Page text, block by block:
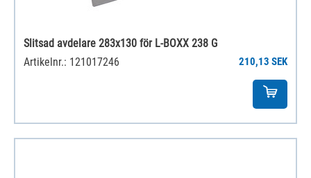
Slitsad avdelare 283x130 för L-BOXX 238 G
Artikelnr.: 121017246
210,13 SEK